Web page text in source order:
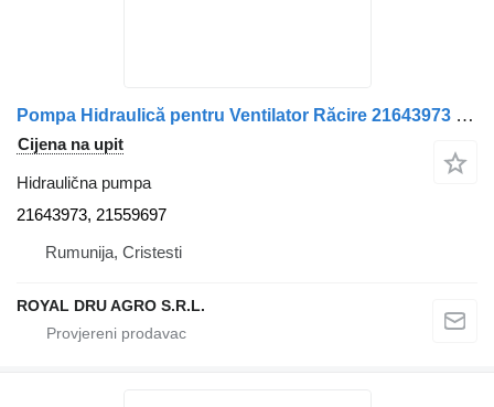
Pompa Hidraulică pentru Ventilator Răcire 21643973 hidraulična pumpa za Volvo 21643973 21559697 kamiona
Cijena na upit
Hidraulična pumpa
21643973, 21559697
Rumunija, Cristesti
ROYAL DRU AGRO S.R.L.